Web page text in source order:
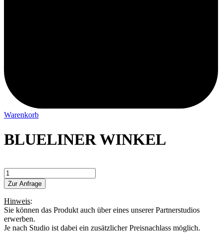
Warenkorb
BLUELINER WINKEL
BLUELINER
WINKEL
Menge
Zur Anfrage
Hinweis:
Sie können das Produkt auch über eines unserer Partnerstudios
erwerben.
Je nach Studio ist dabei ein zusätzlicher Preisnachlass möglich.